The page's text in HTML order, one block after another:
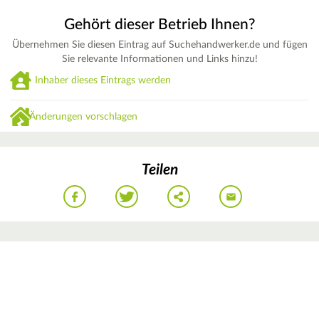
Gehört dieser Betrieb Ihnen?
Übernehmen Sie diesen Eintrag auf Suchehandwerker.de und fügen
Sie relevante Informationen und Links hinzu!
Inhaber dieses Eintrags werden
Änderungen vorschlagen
Teilen